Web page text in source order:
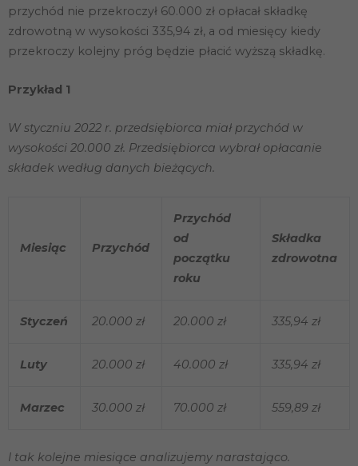
przychód nie przekroczył 60.000 zł opłacał składkę
zdrowotną w wysokości 335,94 zł, a od miesięcy kiedy
przekroczy kolejny próg będzie płacić wyższą składkę.
Przykład 1
W styczniu 2022 r. przedsiębiorca miał przychód w
wysokości 20.000 zł. Przedsiębiorca wybrał opłacanie
składek według danych bieżących.
Miesiąc Przychód
Przychód
od
początku
roku
Składka
zdrowotna
Styczeń 20.000 zł 20.000 zł 335,94 zł
Luty 20.000 zł 40.000 zł 335,94 zł
Marzec 30.000 zł 70.000 zł 559,89 zł
I tak kolejne miesiące analizujemy narastająco.